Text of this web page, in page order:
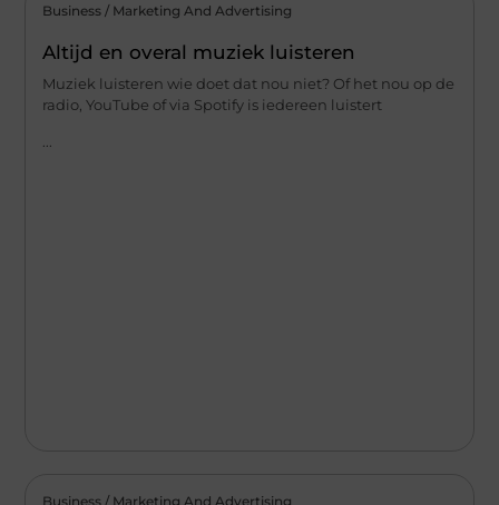
Business / Marketing And Advertising
Altijd en overal muziek luisteren
Muziek luisteren wie doet dat nou niet? Of het nou op de
radio, YouTube of via Spotify is iedereen luistert
Business / Marketing And Advertising